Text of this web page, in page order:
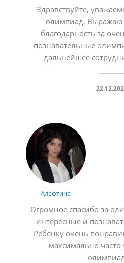
Здравствуйте,
олимпиад.
благодарность за
познавательные
дальнейшее
Алефтина
Огромное спасибо за
интересные и
Ребенку очень
максимально часто